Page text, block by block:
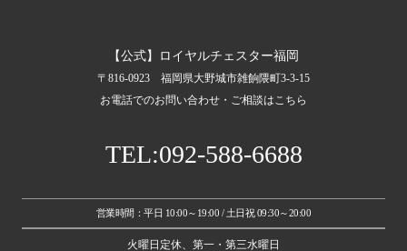
【公式】ロイヤルチェスター福岡
〒816-0923 福岡県大野城市雑餉隈町3-3-15
お電話でのお問い合わせ・ご相談はこちら
TEL:092-588-6688
営業時間：平日 10:00～19:00 / 土日祝 09:30～20:00
火曜日定休、第一・第三水曜日